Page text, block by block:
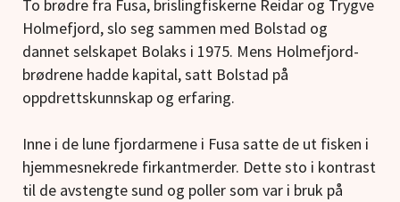
To brødre fra Fusa, brislingfiskerne Reidar og Trygve
Holmefjord, slo seg sammen med Bolstad og
dannet selskapet Bolaks i 1975. Mens Holmefjord-
brødrene hadde kapital, satt Bolstad på
oppdrettskunnskap og erfaring.
Inne i de lune fjordarmene i Fusa satte de ut fisken i
hjemmesnekrede firkantmerder. Dette sto i kontrast
til de avstengte sund og poller som var i bruk på